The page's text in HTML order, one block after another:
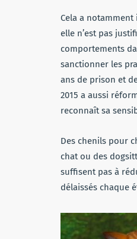
Cela a notamment
elle n’est pas
comportements
sanctionner les
ans de prison et
2015 a aussi
reconnaît sa
Des chenils pour
chat ou des
suffisent pas à
délaissés chaque